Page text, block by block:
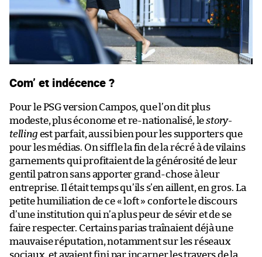
Com’ et indécence ?
Pour le PSG version Campos, que l’on dit plus
modeste, plus économe et re-nationalisé, lestory-
telling est parfait, aussi bien pour les supporters que
pour les médias. On siffle la fin de la récré à de vilains
garnements qui profitaient de la générosité de leur
gentil patron sans apporter grand-chose à leur
entreprise. Il était temps qu’ils s’en aillent, en gros. La
petite humiliation de ce « loft » conforte le discours
d’une institution qui n’a plus peur de sévir et de se
faire respecter. Certains parias traînaient déjà une
mauvaise réputation, notamment sur les réseaux